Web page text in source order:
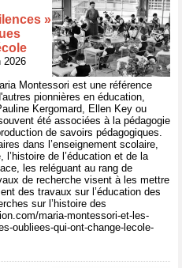
»
2026
Montessori est une référence
pionnières en éducation,
Kergomard, Ellen Key ou
été associées à la pédagogie
de savoirs pédagogiques.
dans l’enseignement scolaire,
de l’éducation et de la
les reléguant au rang de
de recherche visent à les mettre
des travaux sur l’éducation des
sur l’histoire des
maria-montessori-et-les-
oubliees-qui-ont-change-lecole-